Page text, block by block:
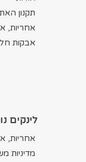
תקנון
אחריות,
אבקות
לינקים
אחריות,
מדיניות